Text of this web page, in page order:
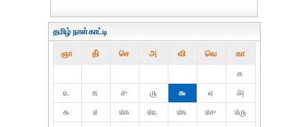
தமிழ் நாள்காட்டி
ஞா தி் செ அ வி வெ கா
௧
௨
௩ ௪ ௫ ௬ ௭
௮
௯
௰ ௰௧ ௰௨ ௰௩ ௰௪
௰௫